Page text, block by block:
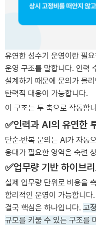
유연한 성수기 운영이란 필
운영 구조를 말합니다. 인력
설계하기 때문에 문의가 몰
탄력적 대응이 가능합니다.
이 구조는 두 축으로 작동합
✅인력과 AI의 유연한
단순·반복 문의는 AI가 자동
응대가 필요한 영역은 숙련
✅업무량 기반 하이브
실제 업무량 단위로 비용을
합리적인 운영이 가능합니다.
결국 핵심은 하나입니다. 고
규모를 키울 수 있는 구조를